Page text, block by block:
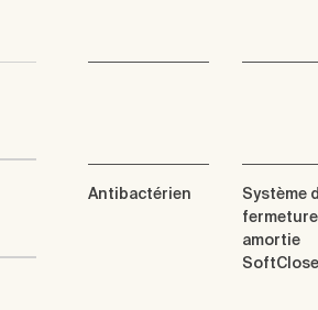
Antibactérien
Système
fermeture
amortie
SoftClose